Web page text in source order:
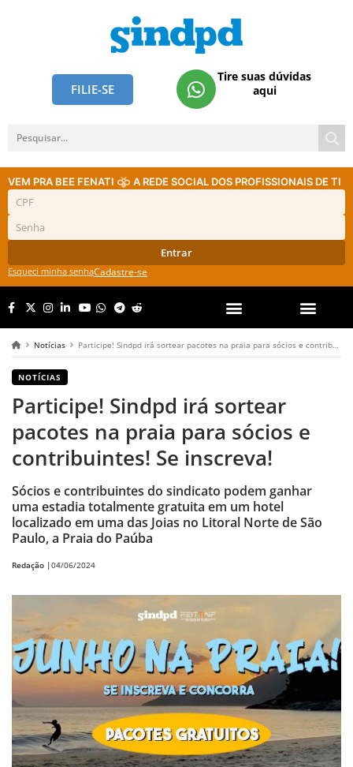
FILIE-SE
Tire suas dúvidas
aqui
VEM PRA BEE FENATI A REDE SOCIAL DOS PROFISSIONAIS DE TI
Entrar
Esqueci minha senhaCadastre-se
Notícias Participe! Sindpd irá sortear pacotes na praia para sócios e contribuintes! Se inscreva!
NOTÍCIAS
Participe! Sindpd irá sortear
pacotes na praia para sócios e
contribuintes! Se inscreva!
Sócios e contribuintes do sindicato podem ganhar
uma estadia totalmente gratuita em um hotel
localizado em uma das Joias no Litoral Norte de São
Paulo, a Praia do Paúba
Redação |04/06/2024